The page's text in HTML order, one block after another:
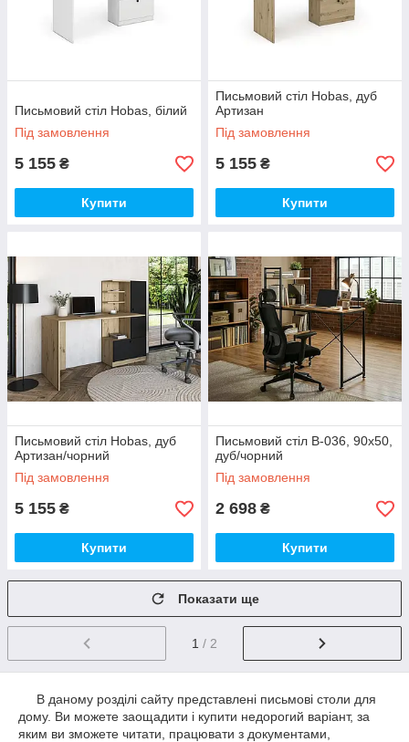
Письмовий стіл Hobas, білий
Під замовлення
5 155 ₴
Купити
Письмовий стіл Hobas, дуб
Артизан
Під замовлення
5 155 ₴
Купити
Письмовий стіл Hobas, дуб
Артизан/чорний
Під замовлення
5 155 ₴
Купити
Письмовий стіл B-036, 90x50,
дуб/чорний
Під замовлення
2 698 ₴
Купити
Показати ще
1 / 2
В даному розділі сайту представлені письмові столи для
дому. Ви можете заощадити і купити недорогий варіант, за
яким ви зможете читати, працювати з документами,